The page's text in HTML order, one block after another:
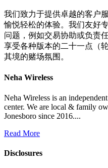
我们致力于提供卓越的客户
愉悦轻松的体验。我们友好
问题，例如交易协助或负责
享受各种版本的二十一点（
其境的赌场氛围。
Neha Wireless
Neha Wireless is an
center. We are local & family
Jonesboro since 2016....
Read More
Disclosures